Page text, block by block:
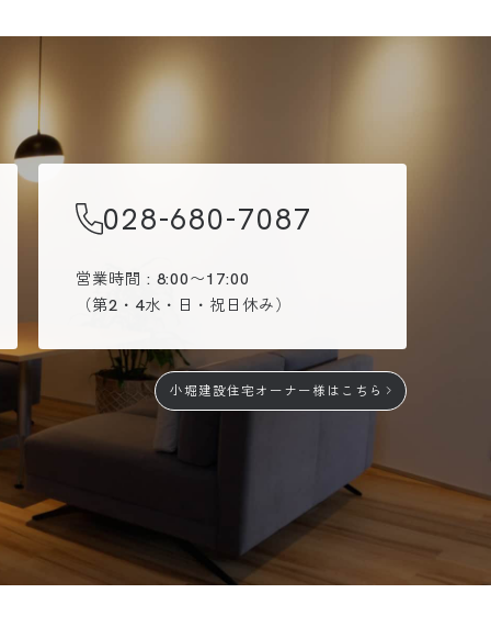
028-680-7087
営業時間 : 8:00〜17:00
（第2・4水・日・祝日休み）
小堀建設住宅オーナー様はこちら